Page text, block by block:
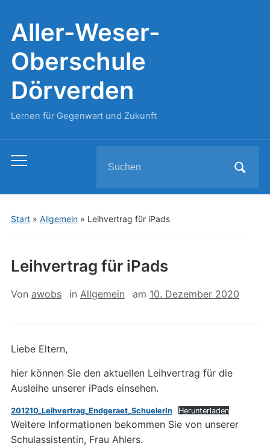
Aller-Weser-
Oberschule
Dörverden
Lernen für Gegenwart und Zukunft
Toggle
menu
for:
Start» Allgemein» Leihvertrag für iPads
Leihvertrag für iPads
Von awobs in Allgemein am 10. Dezember 2020
Liebe Eltern,
hier können Sie den aktuellen Leihvertrag für die
Ausleihe unserer iPads einsehen.
201210_Leihvertrag_Endgeraet_SchuelerIn Herunterladen
Weitere Informationen bekommen Sie von unserer
Schulassistentin, Frau Ahlers.